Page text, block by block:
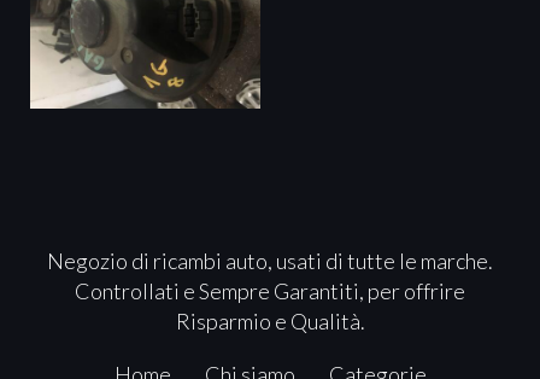
Negozio di ricambi auto, usati di tutte le marche.
Controllati e Sempre Garantiti, per offrire
Risparmio e Qualità.